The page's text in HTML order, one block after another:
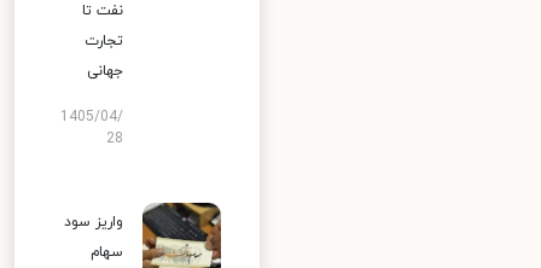
نفت تا
تجارت
جهانی
1405/04/
28
واریز سود
سهام